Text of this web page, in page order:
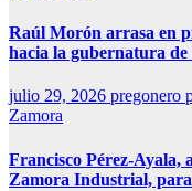
Raúl Morón arrasa en
hacia la gubernatura de
julio 29, 2026 pregonero
Zamora
Francisco Pérez-Ayala,
Zamora Industrial,